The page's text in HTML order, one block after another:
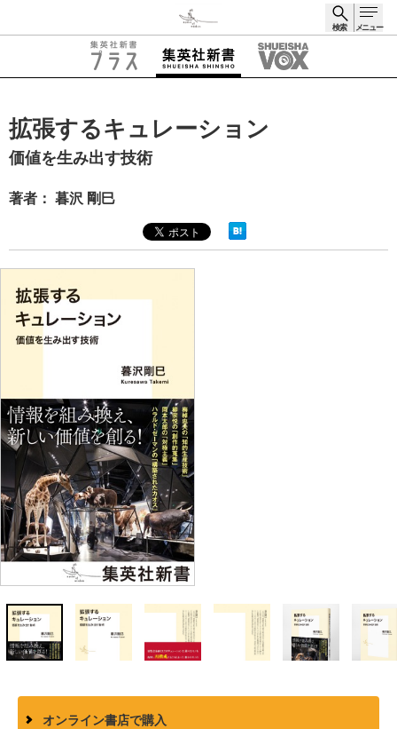
検索 メニュー
拡張するキュレーション
価値を生み出す技術
著者： 暮沢 剛巳
オンライン書店で購入